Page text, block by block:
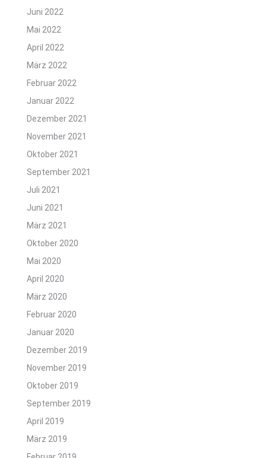
Juni 2022
Mai 2022
April 2022
März 2022
Februar 2022
Januar 2022
Dezember 2021
November 2021
Oktober 2021
September 2021
Juli 2021
Juni 2021
März 2021
Oktober 2020
Mai 2020
April 2020
März 2020
Februar 2020
Januar 2020
Dezember 2019
November 2019
Oktober 2019
September 2019
April 2019
März 2019